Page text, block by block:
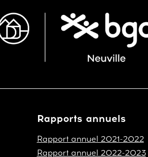
Rapports annuels
Rapport annuel 2021-2022
Rapport annuel 2022-2023